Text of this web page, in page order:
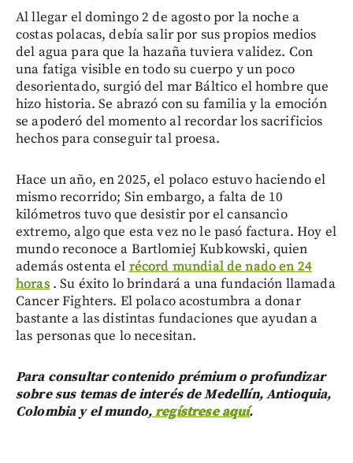
Al llegar el domingo 2 de agosto por la noche a
costas polacas, debía salir por sus propios medios
del agua para que la hazaña tuviera validez. Con
una fatiga visible en todo su cuerpo y un poco
desorientado, surgió del mar Báltico el hombre que
hizo historia. Se abrazó con su familia y la emoción
se apoderó del momento al recordar los sacrificios
hechos para conseguir tal proesa.
Hace un año, en 2025, el polaco estuvo haciendo el
mismo recorrido; Sin embargo, a falta de 10
kilómetros tuvo que desistir por el cansancio
extremo, algo que esta vez no le pasó factura. Hoy el
mundo reconoce a Bartlomiej Kubkowski, quien
además ostenta el récord mundial de nado en 24
horas. Su éxito lo brindará a una fundación llamada
Cancer Fighters. El polaco acostumbra a donar
bastante a las distintas fundaciones que ayudan a
las personas que lo necesitan.
Para consultar contenido prémium o profundizar
sobre sus temas de interés de Medellín, Antioquia,
Colombia y el mundo,regístrese aquí.